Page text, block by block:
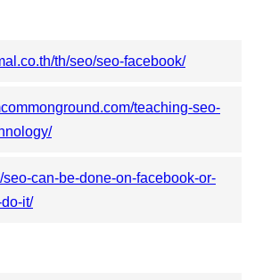
th/seo/seo-facebook/
teaching-seo-
seo-can-be-done-on-facebook-or-
it/